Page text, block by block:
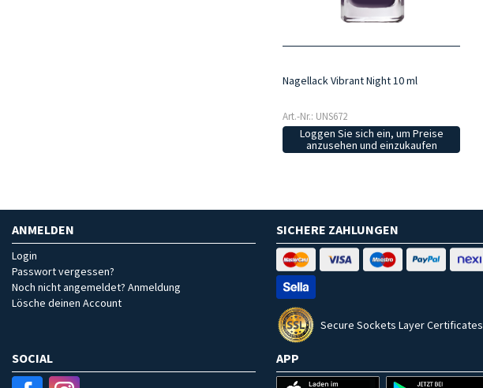
Nagellack Vibrant Night 10 ml
Art.-Nr.: UNS672
Loggen Sie sich ein, um Preise
anzusehen und einzukaufen
ANMELDEN
Login
Passwort vergessen?
Noch nicht angemeldet? Anmeldung
Lösche deinen Account
SICHERE ZAHLUNGEN
Secure Sockets Layer Certificates
SOCIAL APP